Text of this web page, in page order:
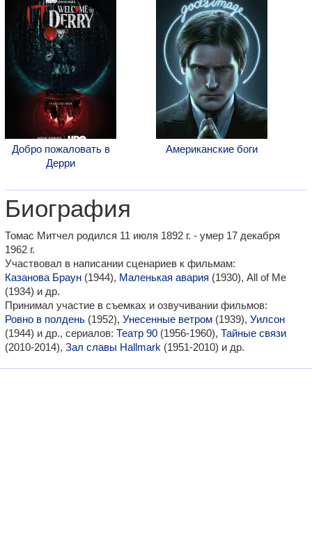
Добро пожаловать в
Дерри
Американские боги
Биография
Томас Митчел родился 11 июля 1892 г. - умер 17 декабря
1962 г.
Участвовал в написании сценариев к фильмам:
Казанова Браун (1944), Маленькая авария (1930), All of Me
(1934) и др.
Принимал участие в съемках и озвучивании фильмов:
Ровно в полдень (1952), Унесенные ветром (1939), Уилсон
(1944) и др., сериалов: Театр 90 (1956-1960), Тайные связи
(2010-2014), Зал славы Hallmark (1951-2010) и др.